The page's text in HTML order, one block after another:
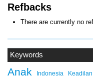
Keywords
Anak Indonesia
Refbacks
There are currently no